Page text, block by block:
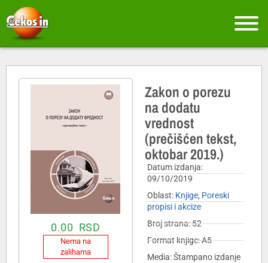
0.00 RSD
Nema na
zalihama
Zakon o porezu
na dodatu
vrednost
(prečišćen tekst,
oktobar 2019.)
Datum izdanja:
09/10/2019
Oblast: Knjige, Poreski
propisi i akcize
Broj strana: 52
Format knjige: A5
Media: Štampano izdanje